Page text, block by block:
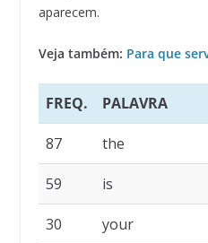
aparecem.
Veja também: Para que
FREQ. PALAVRA
87 the
59 is
30 your